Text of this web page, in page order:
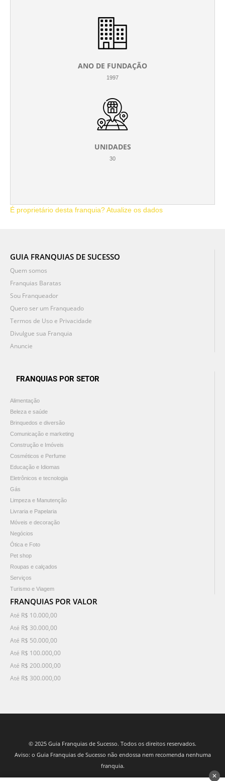
ANO DE FUNDAÇÃO
1997
UNIDADES
30
É proprietário desta franquia? Atualize os dados
GUIA FRANQUIAS DE SUCESSO
Quem somos
Franquias Baratas
Sou Franqueador
Quero ser um Franqueado
Termos de Uso e Privacidade
Divulgue sua Franquia
Anuncie
FRANQUIAS POR SETOR
Alimentação
Beleza e saúde
Brinquedos e diversão
Comunicação e marketing
Construção e Imóveis
Cosméticos e Perfume
Educação e Idiomas
Eletrônicos e tecnologia
Gás
Limpeza e Manutenção
Livraria e Papelaria
Móveis e decoração
Negócios
Ótica e Foto
Pet shop
Roupas e calçados
Serviços
Turismo e Viagem
FRANQUIAS POR VALOR
Até R$ 10.000,00
Até R$ 30.000,00
Até R$ 50.000,00
Até R$ 100.000,00
Até R$ 200.000,00
Até R$ 300.000,00
© 2025 Guia Franquias de Sucesso. Todos os direitos reservados.
Aviso: o Guia Franquias de Sucesso não endossa nem recomenda nenhuma
franquia.
✕